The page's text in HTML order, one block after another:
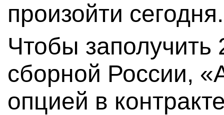
произойти сегодня.
Чтобы заполучить
сборной России,
опцией в